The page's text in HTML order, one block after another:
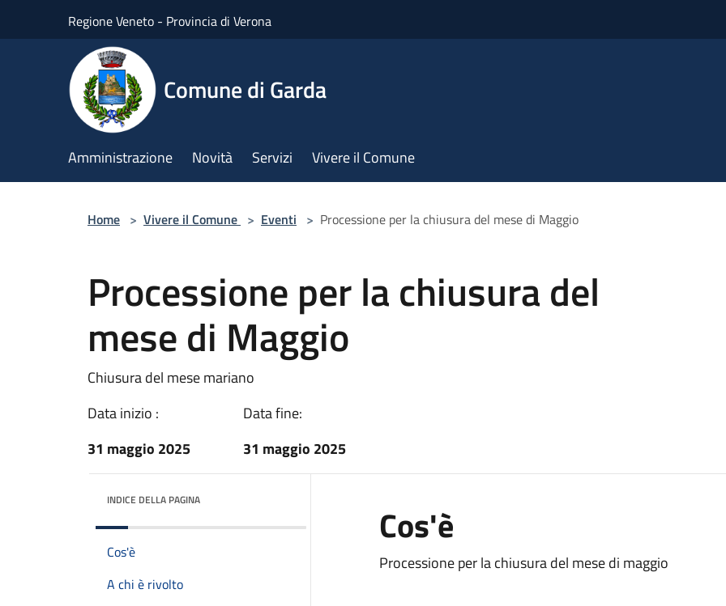
Regione Veneto - Provincia di Verona
Comune di Garda
Amministrazione Novità Servizi Vivere il Comune
Home > Vivere il Comune > Eventi > Processione per la chiusura del mese di Maggio
Processione per la chiusura del
mese di Maggio
Chiusura del mese mariano
Data inizio :
31 maggio 2025
Data fine:
31 maggio 2025
INDICE DELLA PAGINA
Cos'è
A chi è rivolto
Cos'è
Processione per la chiusura del mese di maggio